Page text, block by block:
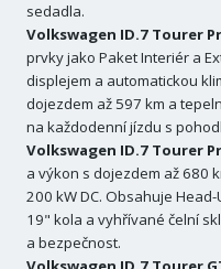
sedadla.
Volkswagen ID.7 Tourer
prvky jako Paket Interiér a
displejem a automatickou
dojezdem až 597 km a
na každodenní jízdu s
Volkswagen ID.7 Tourer
a výkon s dojezdem až 680
200 kW DC. Obsahuje
19" kola a vyhřívané čelní
a bezpečnost.